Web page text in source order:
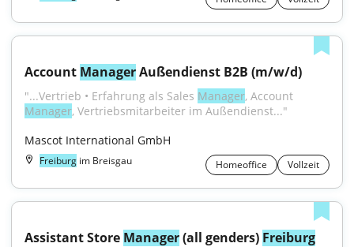
Account Manager Außendienst B2B (m/w/d)
"...Vertrieb • Erfahrung als Sales Manager
Manager, Vertriebsmitarbeiter im Außendienst..."
Mascot International GmbH
Freiburg im Breisgau Homeoffice Vollzeit
Assistant Store Manager (all genders) Freiburg